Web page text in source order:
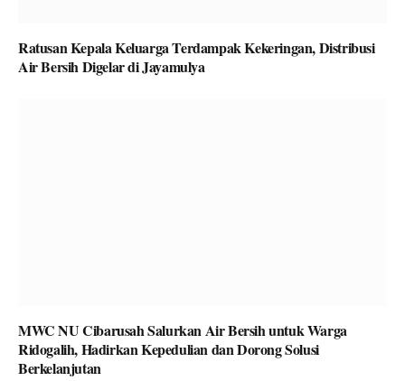
Ratusan Kepala Keluarga Terdampak Kekeringan, Distribusi
Air Bersih Digelar di Jayamulya
MWC NU Cibarusah Salurkan Air Bersih untuk Warga
Ridogalih, Hadirkan Kepedulian dan Dorong Solusi
Berkelanjutan